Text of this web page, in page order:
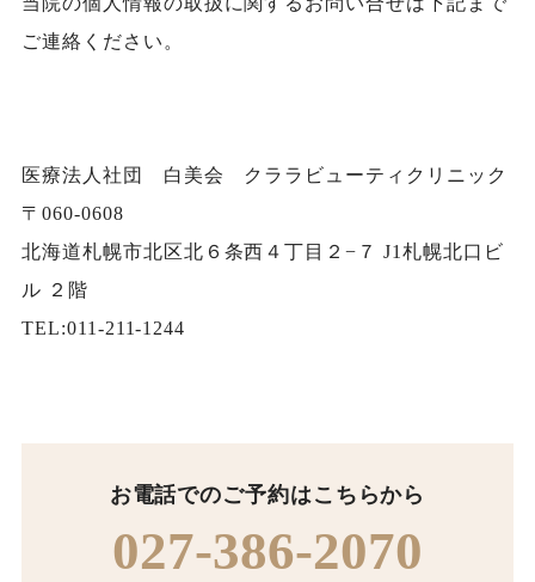
ご連絡ください。
医療法人社団 白美会 クララビューティクリニック
〒060-0608
北海道札幌市北区北６条西４丁目２−７ J1札幌北口ビ
ル ２階
TEL:011-211-1244
お電話でのご予約はこちらから
027-386-2070